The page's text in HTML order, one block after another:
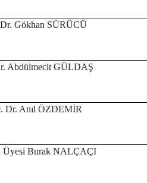
Gökhan SÜRÜCÜ
Abdülmecit GÜLDAŞ
Dr. Anıl ÖZDEMİR
Üyesi Burak NALÇAÇI